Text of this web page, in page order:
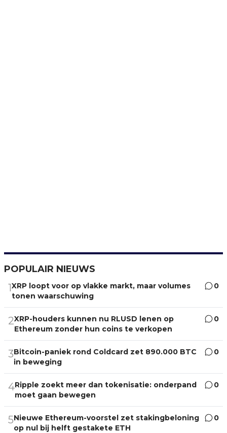
POPULAIR NIEUWS
1XRP loopt voor op vlakke markt, maar volumes
tonen waarschuwing
0
2XRP-houders kunnen nu RLUSD lenen op
Ethereum zonder hun coins te verkopen
0
3Bitcoin-paniek rond Coldcard zet 890.000 BTC
in beweging
0
4Ripple zoekt meer dan tokenisatie: onderpand
moet gaan bewegen
0
5Nieuwe Ethereum-voorstel zet stakingbeloning
op nul bij helft gestakete ETH
0